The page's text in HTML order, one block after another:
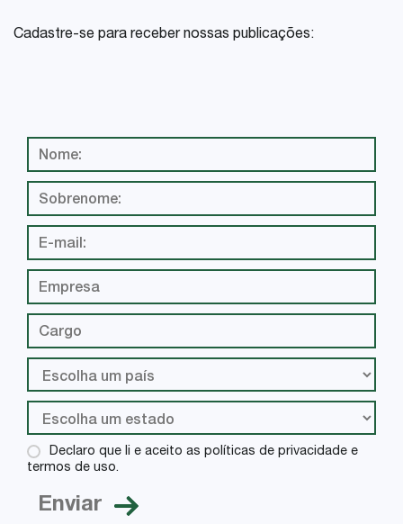
Cadastre-se para receber nossas publicações:
Declaro que li e aceito as políticas de privacidade e
termos de uso.